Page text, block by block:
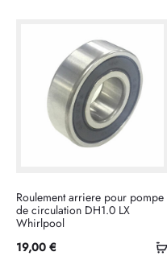
Roulement arriere pour pompe
de circulation DH1.0 LX
Whirlpool
19,00 €